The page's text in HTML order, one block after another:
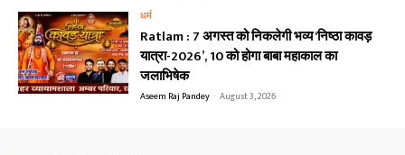
धर्म
Ratlam : 7 अगस्त को निकलेगी भव्य ‘निष्ठा कावड़
यात्रा-2026’, 10 को होगा बाबा महाकाल का
जलाभिषेक
Aseem Raj Pandey - August 3, 2026